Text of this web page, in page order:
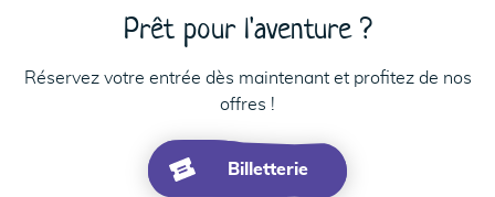
Prêt pour l'aventure ?
Réservez votre entrée dès maintenant et profitez de nos
offres !
Billetterie